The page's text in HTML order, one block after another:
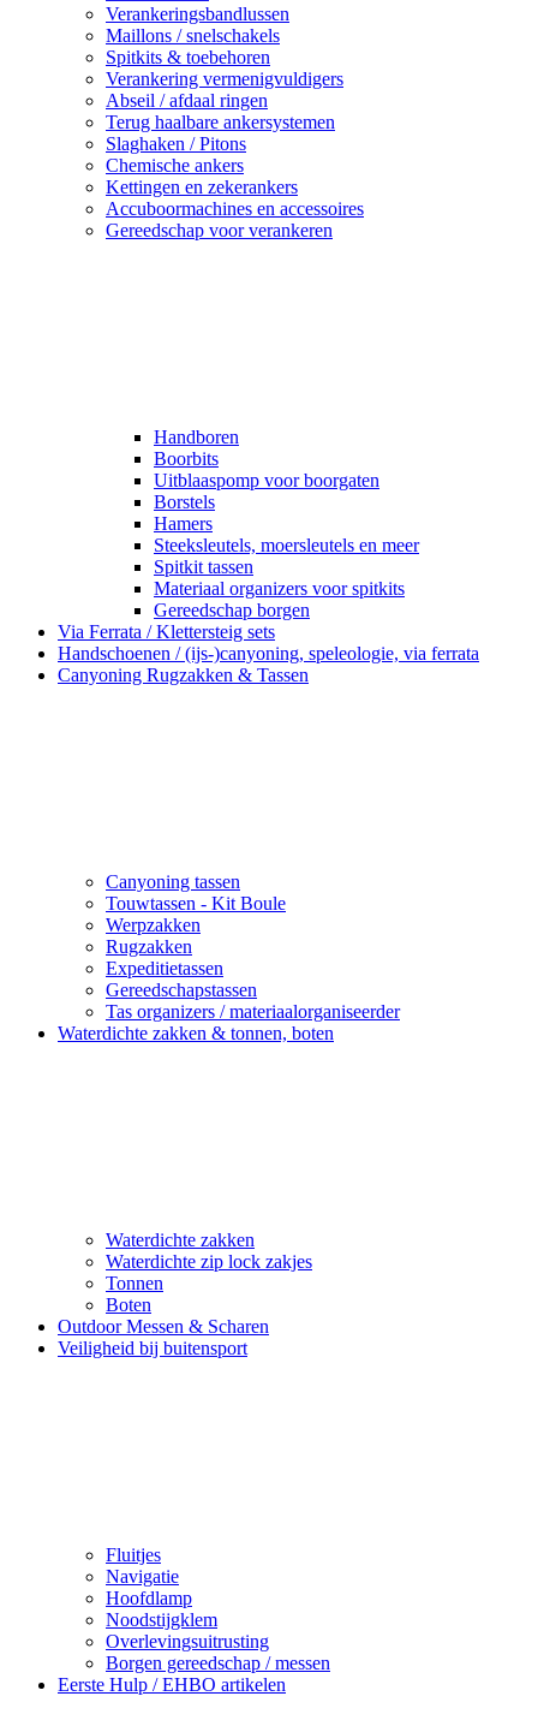
Verankeringsbandlussen
Maillons / snelschakels
Spitkits & toebehoren
Verankering vermenigvuldigers
Abseil / afdaal ringen
Terug haalbare ankersystemen
Slaghaken / Pitons
Chemische ankers
Kettingen en zekerankers
Accuboormachines en accessoires
Gereedschap voor verankeren
Handboren
Boorbits
Uitblaaspomp voor boorgaten
Borstels
Hamers
Steeksleutels, moersleutels en meer
Spitkit tassen
Materiaal organizers voor spitkits
Gereedschap borgen
Via Ferrata / Klettersteig sets
Handschoenen / (ijs-)canyoning, speleologie, via ferrata
Canyoning Rugzakken & Tassen
Canyoning tassen
Touwtassen - Kit Boule
Werpzakken
Rugzakken
Expeditietassen
Gereedschapstassen
Tas organizers / materiaalorganiseerder
Waterdichte zakken & tonnen, boten
Waterdichte zakken
Waterdichte zip lock zakjes
Tonnen
Boten
Outdoor Messen & Scharen
Veiligheid bij buitensport
Fluitjes
Navigatie
Hoofdlamp
Noodstijgklem
Overlevingsuitrusting
Borgen gereedschap / messen
Eerste Hulp / EHBO artikelen